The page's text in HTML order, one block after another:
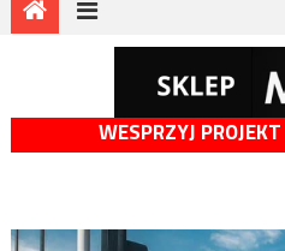
WESPRZYJ